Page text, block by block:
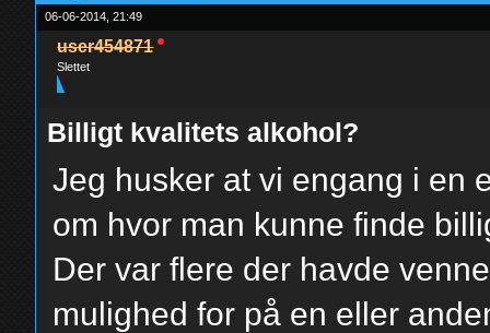
06-06-2014, 21:49
user454871
Slettet
Billigt kvalitets alkohol?
Jeg husker at vi engang i en
om hvor man kunne finde
Der var flere der havde
mulighed for på en eller